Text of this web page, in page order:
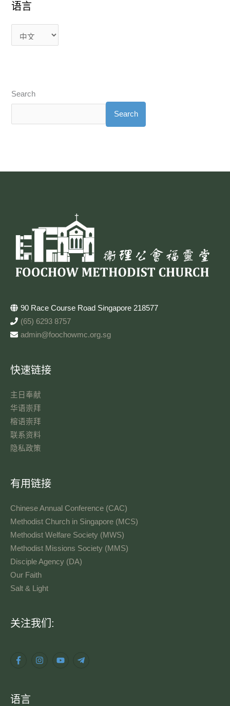
语言
Search
Search
90 Race Course Road Singapore 218577
(65) 6293 8757
admin@foochowmc.org.sg
快速链接
主日奉献​
华语崇拜
榕语崇拜
联系资料​
隐私政策
有用链接
Chinese Annual Conference (CAC)
Methodist Church in Singapore (MCS)
Methodist Welfare Society (MWS)
Methodist Missions Society (MMS)
Disciple Agency (DA)
Our Faith
Salt & Light
关注我们:
语言
语